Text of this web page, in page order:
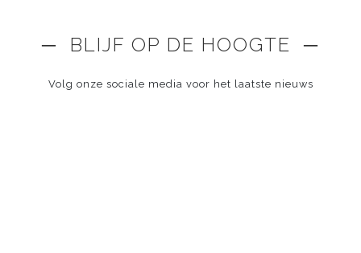
─ BLIJF OP DE HOOGTE ─
Volg onze sociale media voor het laatste nieuws